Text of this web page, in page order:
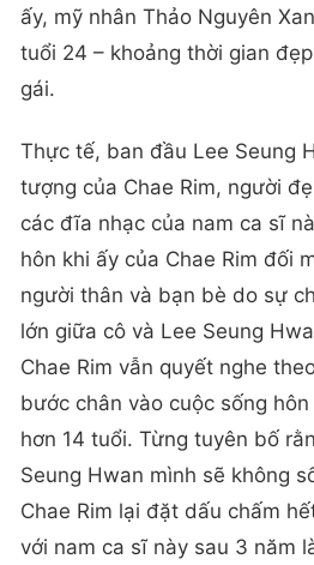
ấy, mỹ nhân Thảo Nguyên
tuổi 24 – khoảng thời gian
gái.
Thực tế, ban đầu Lee Seung
tượng của Chae Rim, người
các đĩa nhạc của nam ca sĩ
hôn khi ấy của Chae Rim đối
người thân và bạn bè do sự
lớn giữa cô và Lee Seung
Chae Rim vẫn quyết nghe
bước chân vào cuộc sống
hơn 14 tuổi. Từng tuyên bố
Seung Hwan mình sẽ không
Chae Rim lại đặt dấu chấm
với nam ca sĩ này sau 3 năm